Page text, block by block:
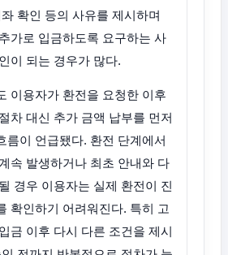
확인 등의 사유를 제시하며
가로 입금하도록 요구하는 사
이 되는 경우가 많다.
이용자가 환전을 요청한 이후
차 대신 추가 금액 납부를 먼저
름이 언급됐다. 환전 단계에서
속 발생하거나 최초 안내와 다
경우 이용자는 실제 환전이 진
확인하기 어려워진다. 특히 고
금 이후 다시 다른 조건을 제시